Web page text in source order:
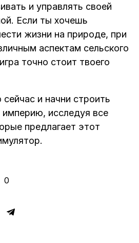
и управлять своей
Если ты хочешь
жизни на природе, при
аспектам сельского
точно стоит твоего
и начни строить
исследуя все
предлагает этот
0